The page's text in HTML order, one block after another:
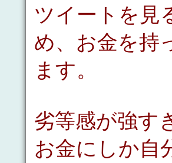
ツイートを見
め、お金を持
ます。
劣等感が強す
お金にしか自